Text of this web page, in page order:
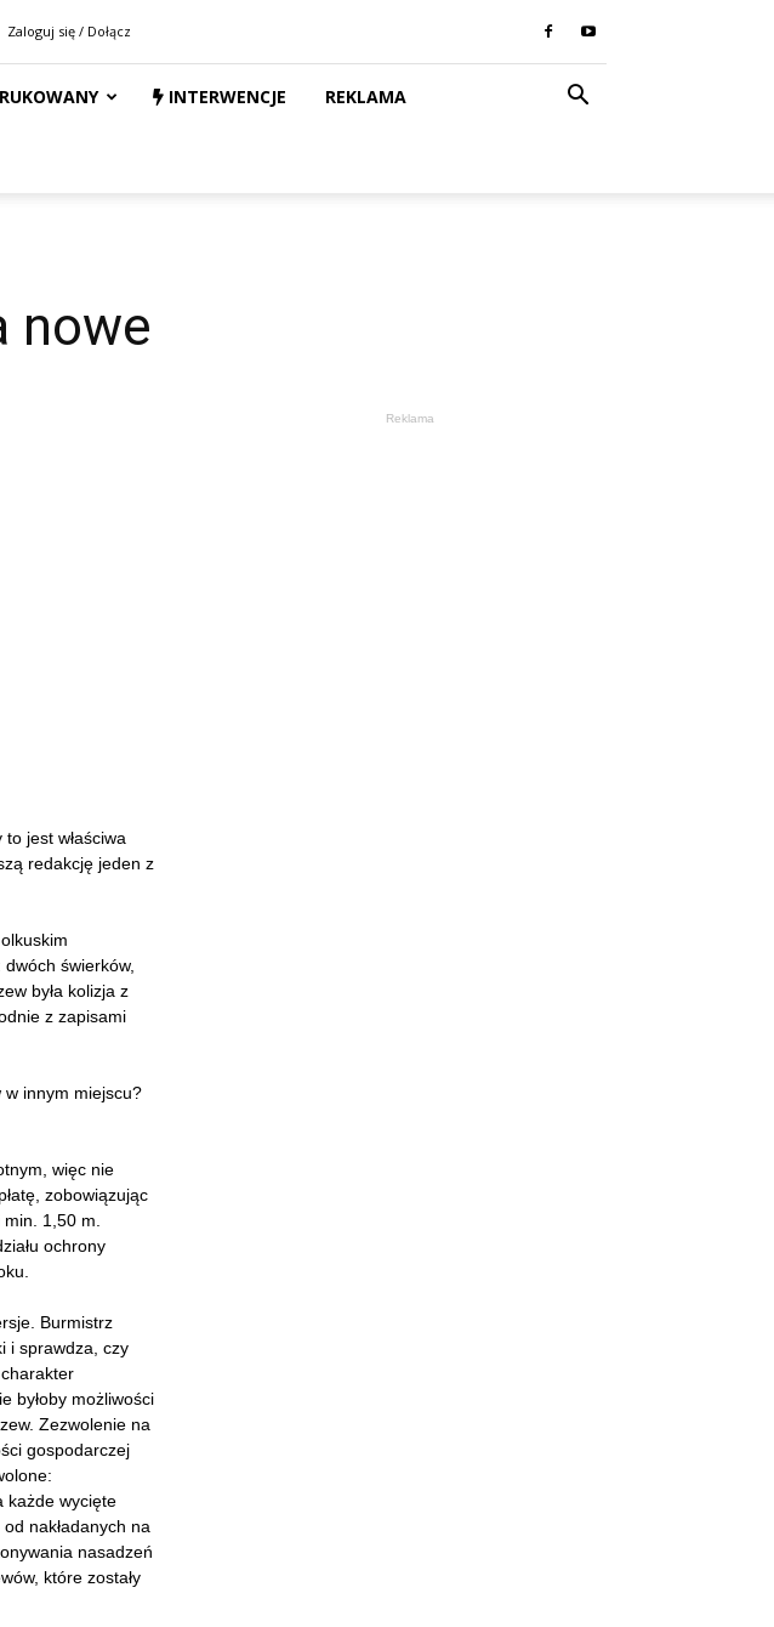
Zaloguj się / Dołącz
INTERWENCJE REKLAMA
nowe
jest właściwa
redakcję jeden z
świerków,
była kolizja z
z zapisami
innym miejscu?
więc nie
zobowiązując
1,50 m.
ochrony
Burmistrz
i sprawdza, czy
byłoby możliwości
Zezwolenie na
gospodarczej
każde wycięte
nakładanych na
nasadzeń
które zostały
Reklama